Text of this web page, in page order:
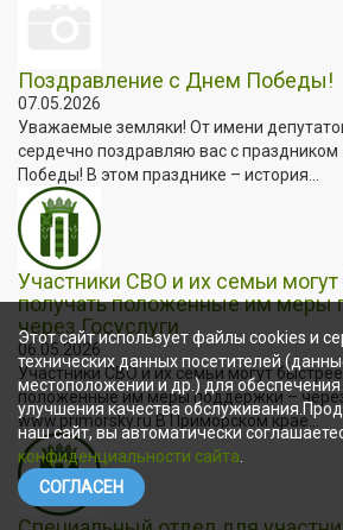
Поздравление с Днем Победы!
07.05.2026
Уважаемые земляки! От имени
сердечно поздравляю вас с
Победы! В этом празднике – история...
Участники СВО и их семьи
получать положенные им меры
через Госуслуги
06.05.2026
Участники СВО и их семьи могут
положенные им меры поддержки –
www.primorsky.ru В Приморском крае...
Этот сайт использует файлы cookies и
технических данных посетителей
местоположении и др.) для обеспечения
улучшения качества
наш сайт, вы автоматически
конфиденциальности сайта
СОГЛАСЕН